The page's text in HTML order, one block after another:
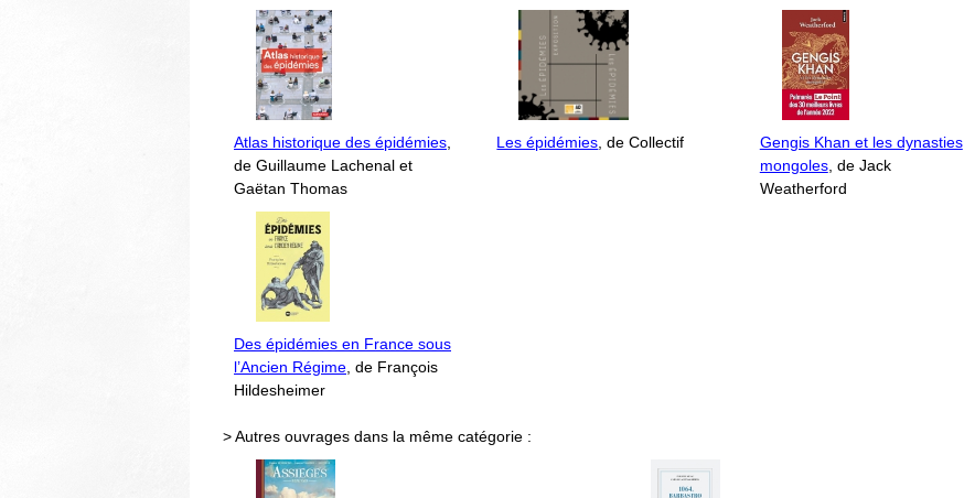
Atlas historique des épidémies
de Guillaume Lachenal et
Gaëtan Thomas
Les épidémies , de Collectif
Gengis Khan et les dynasties
mongoles, de Jack
Weatherford
Des épidémies en France sous
l’Ancien Régime , de François
Hildesheimer
> Autres ouvrages dans la même catégorie :